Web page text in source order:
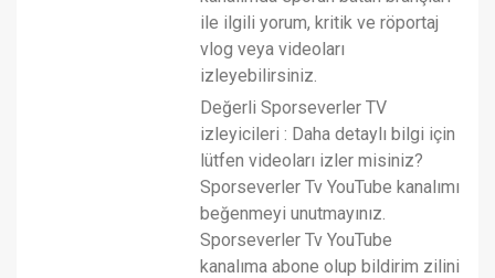
ile ilgili yorum, kritik ve röportaj
vlog veya videoları
izleyebilirsiniz.
Değerli Sporseverler TV
izleyicileri : Daha detaylı bilgi için
lütfen videoları izler misiniz?
Sporseverler Tv YouTube kanalımı
beğenmeyi unutmayınız.
Sporseverler Tv YouTube
kanalıma abone olup bildirim zilini